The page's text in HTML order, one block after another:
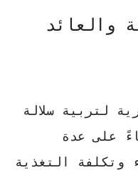
والعائد
لتربية سلالة
على عدة
وتكلفة التغذية